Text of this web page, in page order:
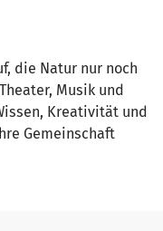
die Natur nur noch
Musik und
Kreativität und
Gemeinschaft